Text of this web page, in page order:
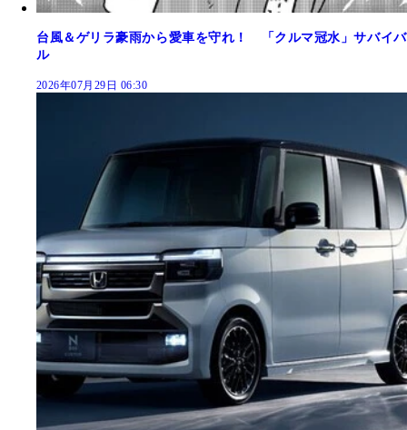
台風＆ゲリラ豪雨から愛車を守れ！ 「クルマ冠水」サバイバ
ル
2026年07月29日 06:30